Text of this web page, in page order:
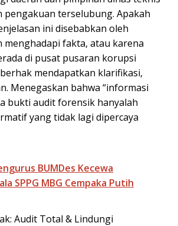
pengakuan terselubung. Apakah
ini disebabkan oleh
menghadapi fakta, atau karena
di pusat pusaran korupsi
mendapatkan klarifikasi,
Menegaskan bahwa “informasi
bukti audit forensik hanyalah
yang tidak lagi dipercaya
BUMDes Kecewa
SPPG MBG Cempaka Putih
Audit Total & Lindungi